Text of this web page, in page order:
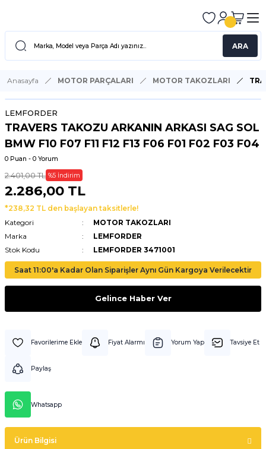
ARA
Anasayfa MOTOR PARÇALARI MOTOR TAKOZLARI
LEMFORDER
TRAVERS TAKOZU ARKANIN ARKASI SAG SOL
BMW F10 F07 F11 F12 F13 F06 F01 F02 F03 F04
0 Puan - 0 Yorum
2.401,00 TL %5 İndirim
2.286,00 TL
*238,32 TL den başlayan taksitlerle!
Kategori
MOTOR TAKOZLARI
Marka
LEMFORDER
Stok Kodu
LEMFORDER 3471001
Saat 11:00'a Kadar Olan Siparişler Aynı Gün Kargoya Verilecektir
Gelince Haber Ver
Fiyat Alarmı Yorum Yap Tavsiye Et
Paylaş
Whatsapp
Ürün Bilgisi